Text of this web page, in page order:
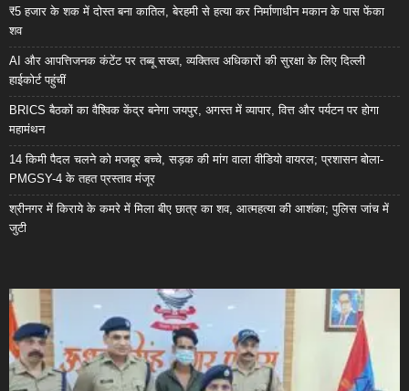
₹5 हजार के शक में दोस्त बना कातिल, बेरहमी से हत्या कर निर्माणाधीन मकान के पास फेंका
शव
AI और आपत्तिजनक कंटेंट पर तब्बू सख्त, व्यक्तित्व अधिकारों की सुरक्षा के लिए दिल्ली
हाईकोर्ट पहुंचीं
BRICS बैठकों का वैश्विक केंद्र बनेगा जयपुर, अगस्त में व्यापार, वित्त और पर्यटन पर होगा
महामंथन
14 किमी पैदल चलने को मजबूर बच्चे, सड़क की मांग वाला वीडियो वायरल; प्रशासन बोला-
PMGSY-4 के तहत प्रस्ताव मंजूर
श्रीनगर में किराये के कमरे में मिला बीए छात्र का शव, आत्महत्या की आशंका; पुलिस जांच में
जुटी